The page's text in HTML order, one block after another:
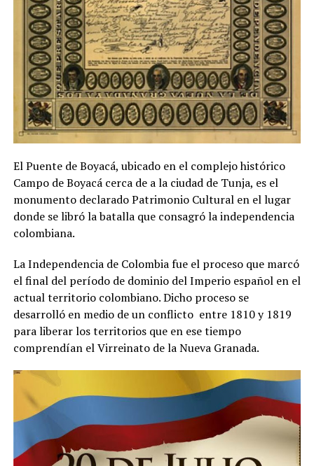
El Puente de Boyacá, ubicado en el complejo histórico
Campo de Boyacá cerca de a la ciudad de Tunja, es el
monumento declarado Patrimonio Cultural en el lugar
donde se libró la batalla que consagró la independencia
colombiana.
La Independencia de Colombia fue el proceso que marcó
el final del período de dominio del Imperio español en el
actual territorio colombiano. Dicho proceso se
desarrolló en medio de un conflicto entre 1810 y 1819
para liberar los territorios que en ese tiempo
comprendían el Virreinato de la Nueva Granada.